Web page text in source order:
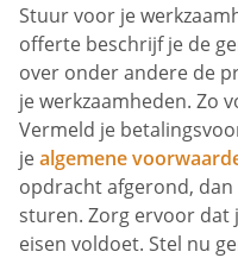
Stuur voor je
offerte beschrijf je de
over onder andere de
je werkzaamheden. Zo
Vermeld je
jealgemene
opdracht afgerond,
sturen. Zorg ervoor dat
eisen voldoet. Stel nu